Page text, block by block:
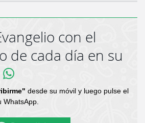
con el
de cada día en su
desde su móvil y luego pulse el
WhatsApp.